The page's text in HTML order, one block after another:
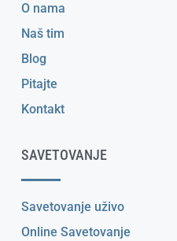
O nama
Naš tim
Blog
Pitajte
Kontakt
SAVETOVANJE
Savetovanje uživo
Online Savetovanje